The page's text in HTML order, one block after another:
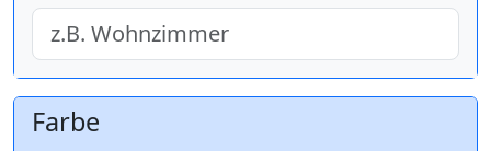
Farbe